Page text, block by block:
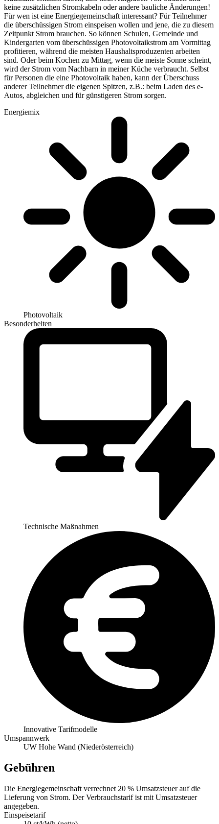
keine zusätzlichen Stromkabeln oder andere bauliche Änderungen!
Für wen ist eine Energiegemeinschaft interessant? Für Teilnehmer
die überschüssigen Strom einspeisen wollen und jene, die zu diesem
Zeitpunkt Strom brauchen. So können Schulen, Gemeinde und
Kindergarten vom überschüssigen Photovoltaikstrom am Vormittag
profitieren, während die meisten Haushaltsproduzenten arbeiten
sind. Oder beim Kochen zu Mittag, wenn die meiste Sonne scheint,
wird der Strom vom Nachbarn in meiner Küche verbraucht. Selbst
für Personen die eine Photovoltaik haben, kann der Überschuss
anderer Teilnehmer die eigenen Spitzen, z.B.: beim Laden des e-
Autos, abgleichen und für günstigeren Strom sorgen.
Energiemix
Photovoltaik
Besonderheiten
Technische Maßnahmen
Innovative Tarifmodelle
Umspannwerk
UW Hohe Wand (Niederösterreich)
Gebühren
Die Energiegemeinschaft verrechnet 20 % Umsatzsteuer auf die
Lieferung von Strom. Der Verbrauchstarif ist mit Umsatzsteuer
angegeben.
Einspeisetarif